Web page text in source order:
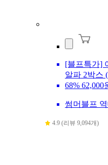
[블프특가]
알파 2박스
68% 62,000
썸머블프
4.9 (리뷰 9,094개)